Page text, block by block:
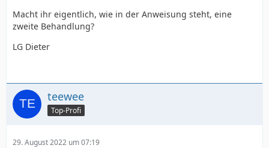
Macht ihr eigentlich, wie in der Anweisung steht, eine
zweite Behandlung?
LG Dieter
teewee
Top-Profi
29. August 2022 um 07:19